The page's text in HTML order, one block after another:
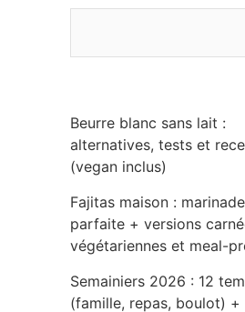
Beurre blanc sans lait :
alternatives, tests et
(vegan inclus)
Fajitas maison : marinade
parfaite + versions
végétariennes et meal-
Semainiers 2026 : 12
(famille, repas, boulot) +